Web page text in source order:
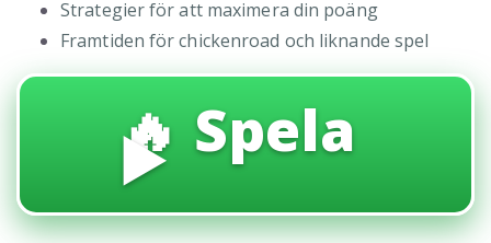
Strategier för att maximera din poäng
Framtiden för chickenroad och liknande spel
🔥 Spela
▶️